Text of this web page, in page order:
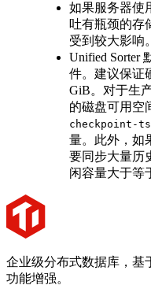
如果服务器使
吐有瓶颈的存
受到较大影响。
Unified Sorter
件。建议保证
GiB。对于生
的磁盘可用空
checkpoint-ts
量。此外，如
要同步大量历
闲容量大于等
企业级分布式数据库，基
功能增强。